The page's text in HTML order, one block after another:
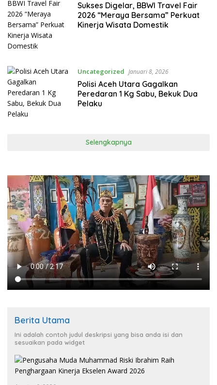
Sukses Digelar, BBWI Travel Fair
2026 “Meraya Bersama” Perkuat
Kinerja Wisata Domestik
Uncategorized Januari 8, 2026
Polisi Aceh Utara Gagalkan
Peredaran 1 Kg Sabu, Bekuk Dua
Pelaku
Selengkapnya
Berita Utama
Ini adalah contoh judul deskripsi yang bisa anda isi dan
sesuaikan pada widget